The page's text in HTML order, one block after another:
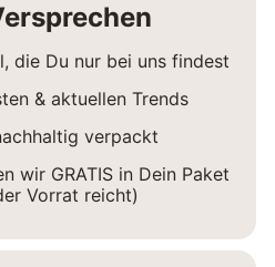
die Du nur bei uns findest
& aktuellen Trends
verpackt
wir GRATIS in Dein Paket
Vorrat reicht)